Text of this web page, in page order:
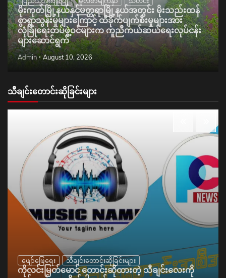
မိုးကုတ်မြို့နယ်နှင့်မတ္တရာမြို့နယ်အတွင်း မိုးသည်းထန်
စွာရွာသွန်းမှုများကြောင့် ထိခိုက်ပျက်စီးမှုများအား
လုံခြုံရေးတပ်ဖွဲ့ဝင်များက ကူညီကယ်ဆယ်ရေးလုပ်ငန်း
များဆောင်ရွက်
Admin August 10, 2026
သီချင်းတောင်းဆိုခြင်းများ
ဖျော်ဖြေရေး သီချင်းတောင်းဆိုခြင်းများ
ကိုလင်းမြတ်မောင် တောင်းဆိုထားတဲ့ သီချင်းလေးကို